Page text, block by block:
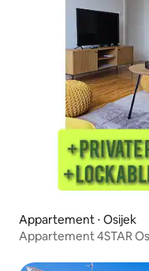
Appartement ⋅ Osijek
Appartement 4STAR